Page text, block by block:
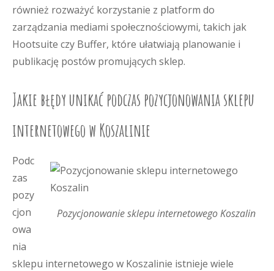
również rozważyć korzystanie z platform do
zarządzania mediami społecznościowymi, takich jak
Hootsuite czy Buffer, które ułatwiają planowanie i
publikację postów promujących sklep.
Jakie błędy unikać podczas pozycjonowania sklepu
internetowego w Koszalinie
Pozycjonowanie sklepu internetowego Koszalin
Podc
zas
pozy
cjon
owa
nia
sklepu internetowego w Koszalinie istnieje wiele